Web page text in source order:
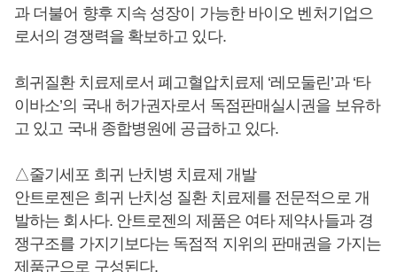
과 더불어 향후 지속 성장이 가능한 바이오 벤처기업으
로서의 경쟁력을 확보하고 있다.
희귀질환 치료제로서 폐고혈압치료제 ‘레모둘린’과 ‘타
이바소’의 국내 허가권자로서 독점판매실시권을 보유하
고 있고 국내 종합병원에 공급하고 있다.
△줄기세포 희귀 난치병 치료제 개발
안트로젠은 희귀 난치성 질환 치료제를 전문적으로 개
발하는 회사다. 안트로젠의 제품은 여타 제약사들과 경
쟁구조를 가지기보다는 독점적 지위의 판매권을 가지는
제품군으로 구성된다.